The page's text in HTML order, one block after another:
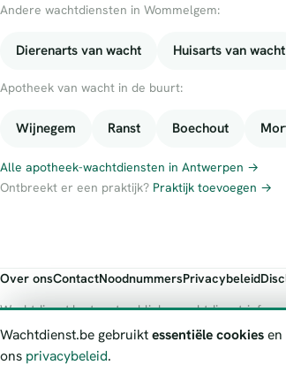
Andere wachtdiensten in Wommelgem:
Dierenarts van wacht Huisarts van wacht
Apotheek van wacht in de buurt:
Wijnegem Ranst Boechout
Alle apotheek-wachtdiensten in Antwerpen →
Ontbreekt er een praktijk? Praktijk toevoegen →
Over onsContactNoodnummersPrivacybeleid
Wachtdienst.be toont publieke wachtdienst-
officiële bron.
© 2026 Wachtdienst.be
Wachtdienst.be gebruiktessentiële cookiesen
ons privacybeleid.